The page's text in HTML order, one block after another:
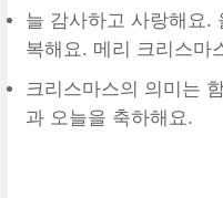
늘 감사하고 사랑해요.
복해요. 메리 크리스마
크리스마스의 의미는
과 오늘을 축하해요.